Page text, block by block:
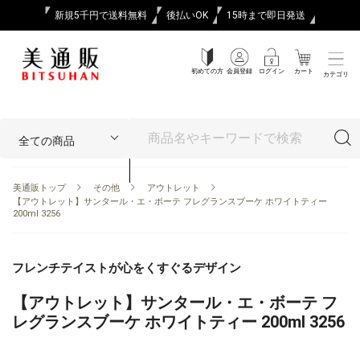
新規5千円で送料無料 後払いOK 15時まで即日発送
初めての方 会員登録 ログイン カート カテゴリ
美通販トップ その他
アウトレット
【アウトレット】サンタール・エ・ボーテ フレグランスブーケ ホワイトティー
200ml 3256
フレンチテイストが心をくすぐるデザイン
【アウトレット】サンタール・エ・ボーテ フ
レグランスブーケ ホワイトティー 200ml 3256